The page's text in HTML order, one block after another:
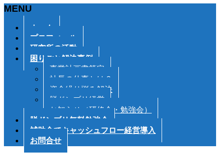
MENU
ホーム
プロフィール
研究所の活動
困りごと解決事例
事業計画書策定
社長の仕事とは？
資金繰り悩み解決
脱ドンブリ経営
お知らせ（研修会・勉強会）
脱ドンブリ無料勉強会
補助金でキャッシュフロー経営導入
お問合せ